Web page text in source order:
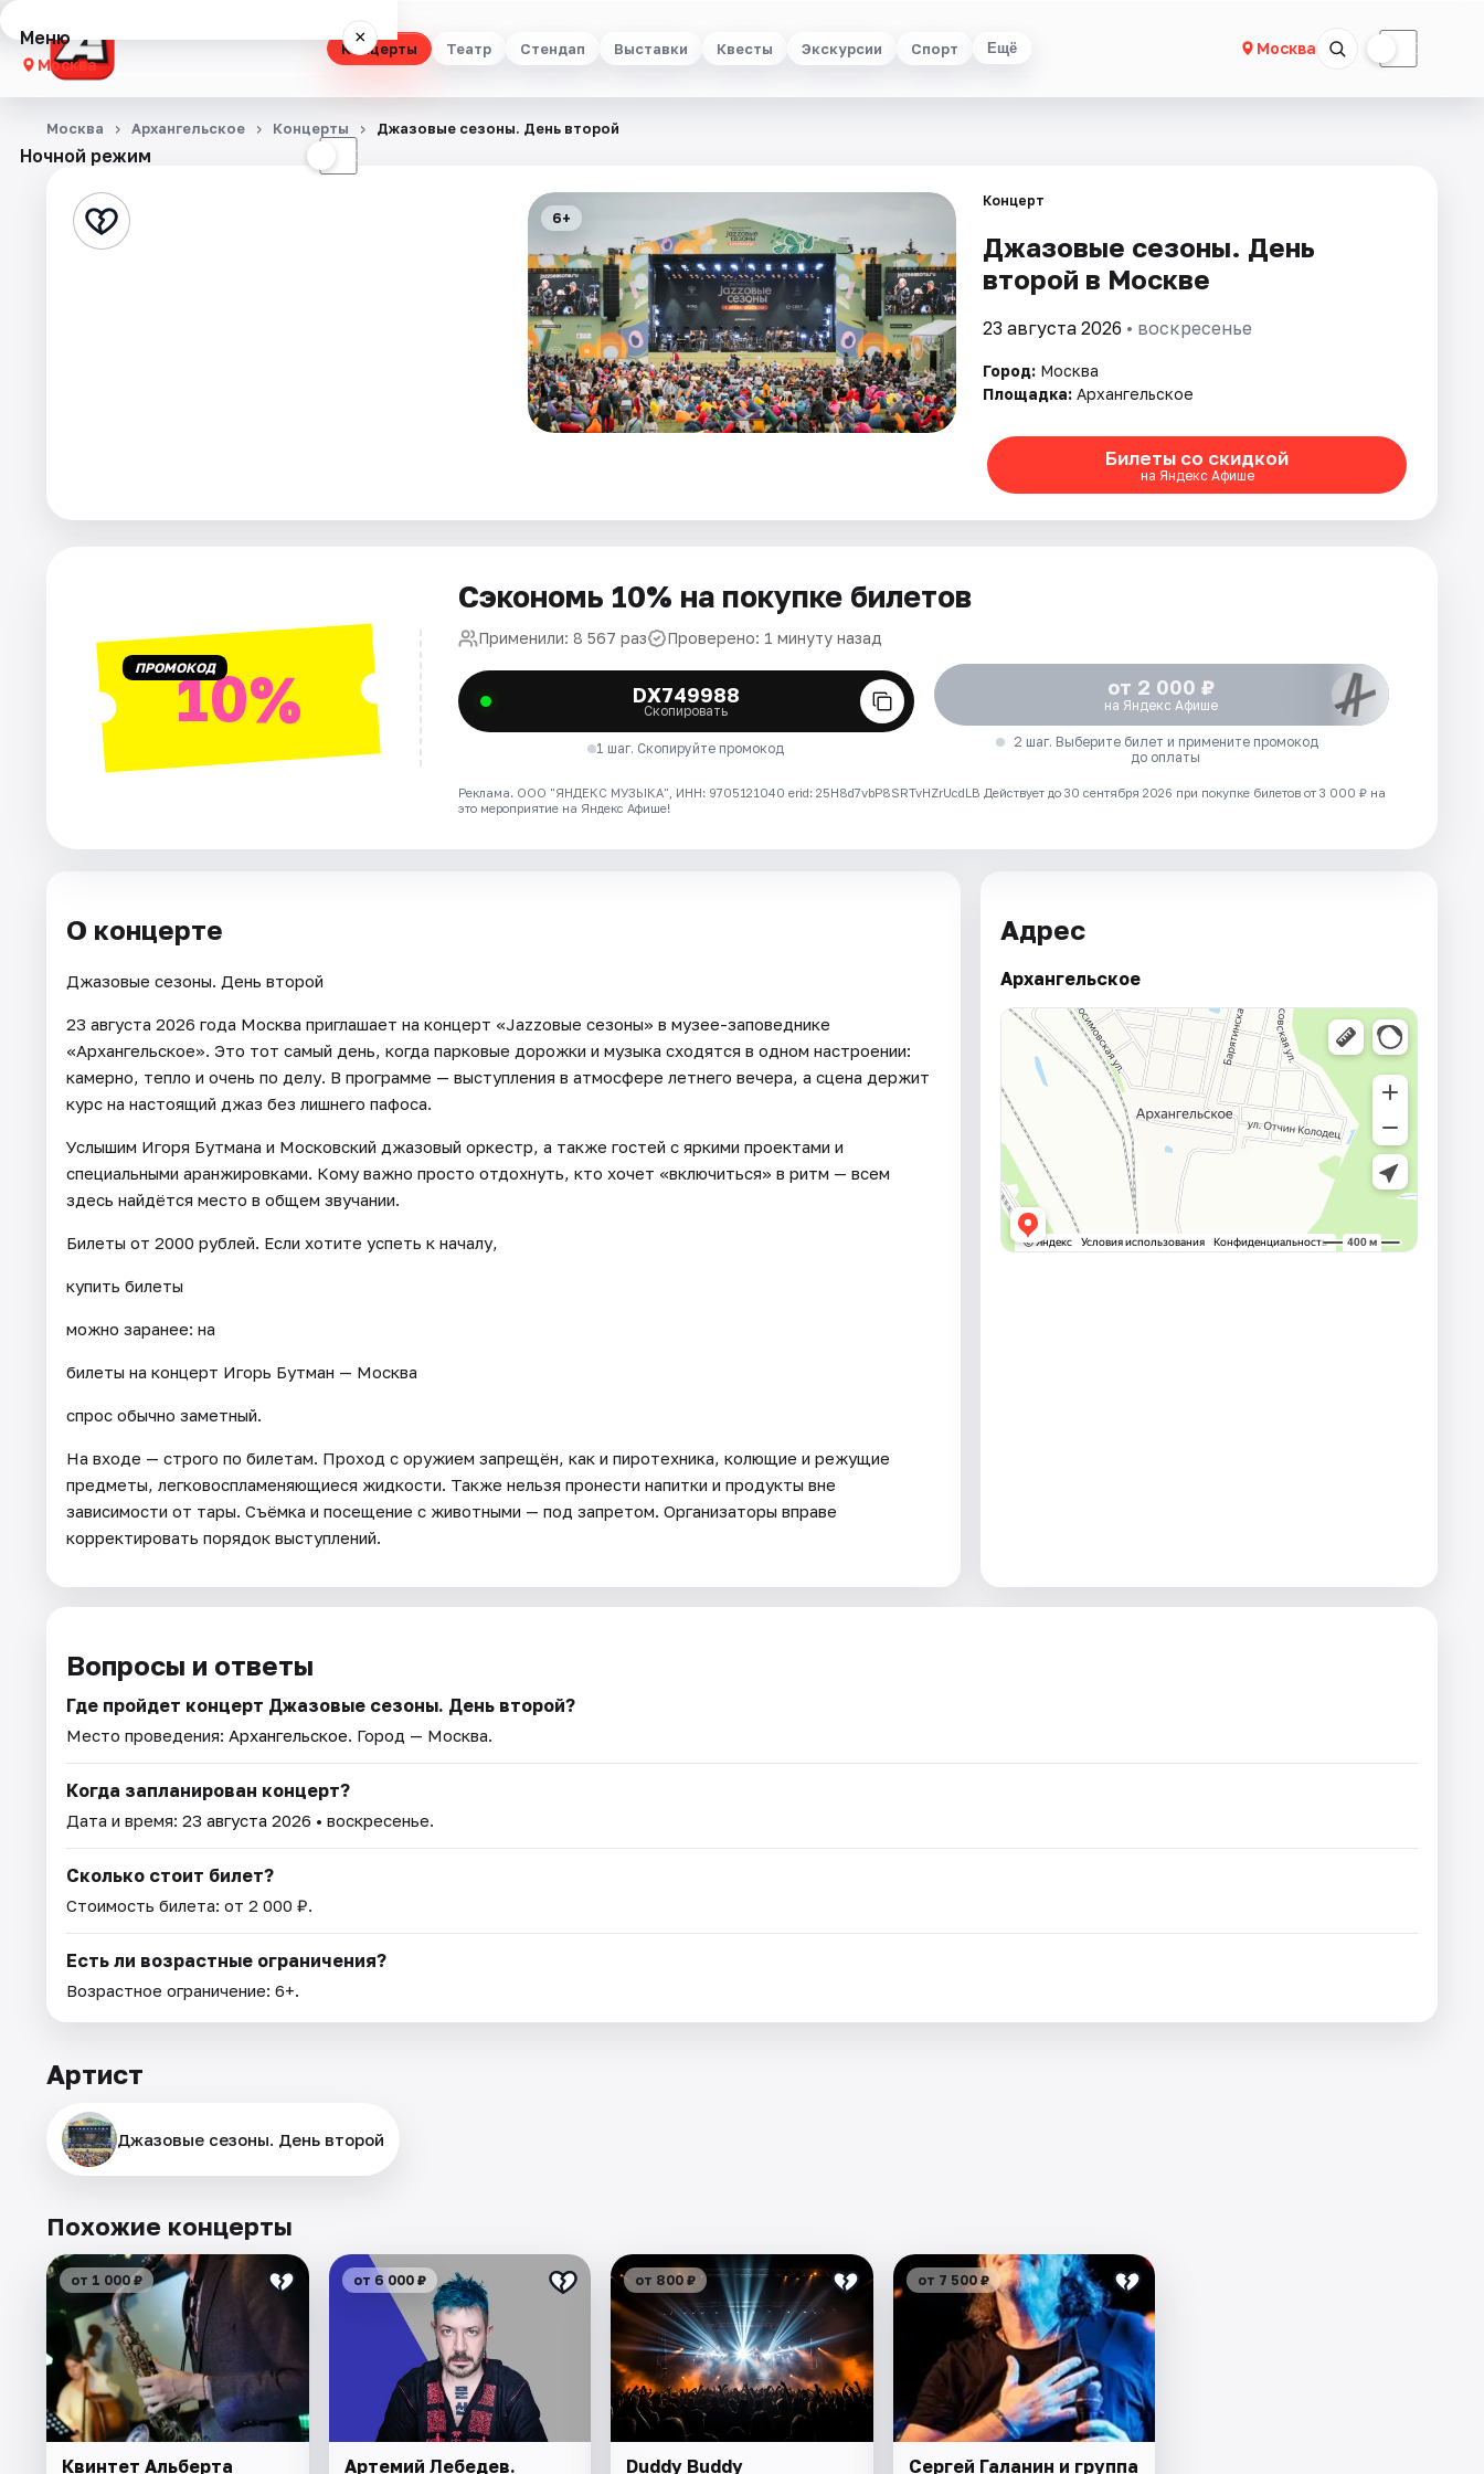
Концерты Театр Стендап Выставки Квесты Экскурсии Спорт Ещё Москва ☾
Меню ×
Москва
Концерты
Стендап
Артисты
Ночной режим ☾
Москва Архангельское Концерты Джазовые сезоны. День второй
6+
Концерт
Джазовые сезоны. День
второй в Москве
23 августа 2026 • воскресенье
Город: Москва
Площадка: Архангельское
Билеты со скидкой
на Яндекс Афише
ПРОМОКОД10%
Сэкономь 10% на покупке билетов
Применили: 8 567 раз Проверено: 1 минуту назад
DX749988
Скопировать
1 шаг. Скопируйте промокод
от 2 000 ₽
на Яндекс Афише
2 шаг. Выберите билет и примените промокод
до оплаты
Реклама. ООО "ЯНДЕКС МУЗЫКА", ИНН: 9705121040 erid: 25H8d7vbP8SRTvHZrUcdLB Действует до 30 сентября 2026 при покупке билетов от 3 000 ₽ на
это мероприятие на Яндекс Афише!
О концерте
Джазовые сезоны. День второй
23 августа 2026 года Москва приглашает на концерт «Jazzовые сезоны» в музее-заповеднике
«Архангельское». Это тот самый день, когда парковые дорожки и музыка сходятся в одном настроении:
камерно, тепло и очень по делу. В программе — выступления в атмосфере летнего вечера, а сцена держит
курс на настоящий джаз без лишнего пафоса.
Услышим Игоря Бутмана и Московский джазовый оркестр, а также гостей с яркими проектами и
специальными аранжировками. Кому важно просто отдохнуть, кто хочет «включиться» в ритм — всем
здесь найдётся место в общем звучании.
Билеты от 2000 рублей. Если хотите успеть к началу,
купить билеты
можно заранее: на
билеты на концерт Игорь Бутман — Москва
спрос обычно заметный.
На входе — строго по билетам. Проход с оружием запрещён, как и пиротехника, колющие и режущие
предметы, легковоспламеняющиеся жидкости. Также нельзя пронести напитки и продукты вне
зависимости от тары. Съёмка и посещение с животными — под запретом. Организаторы вправе
корректировать порядок выступлений.
Адрес
Архангельское
Вопросы и ответы
Где пройдет концерт Джазовые сезоны. День второй?
Место проведения: Архангельское. Город — Москва.
Когда запланирован концерт?
Дата и время: 23 августа 2026 • воскресенье.
Сколько стоит билет?
Стоимость билета: от 2 000 ₽.
Есть ли возрастные ограничения?
Возрастное ограничение: 6+.
Артист
Джазовые сезоны. День второй
Похожие концерты
от 1 000 ₽
Квинтет Альберта
от 6 000 ₽
Артемий Лебедев.
от 800 ₽
Duddy Buddy
от 7 500 ₽
Сергей Галанин и группа